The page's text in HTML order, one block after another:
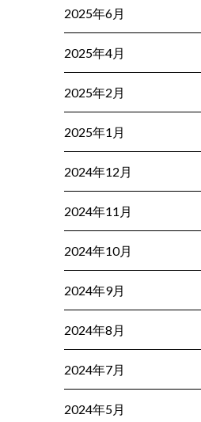
2025年6月
2025年4月
2025年2月
2025年1月
2024年12月
2024年11月
2024年10月
2024年9月
2024年8月
2024年7月
2024年5月